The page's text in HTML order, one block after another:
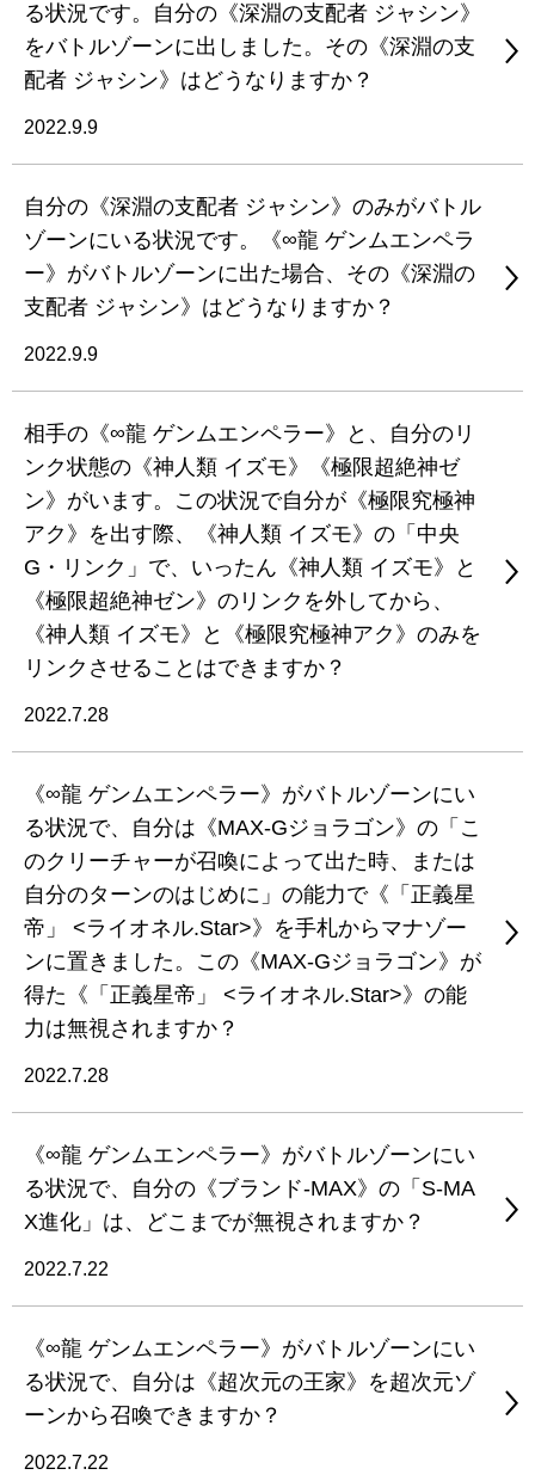
る状況です。自分の《深淵の支配者 ジャシン》
をバトルゾーンに出しました。その《深淵の支
配者 ジャシン》はどうなりますか？
2022.9.9
自分の《深淵の支配者 ジャシン》のみがバトル
ゾーンにいる状況です。《∞龍 ゲンムエンペラ
ー》がバトルゾーンに出た場合、その《深淵の
支配者 ジャシン》はどうなりますか？
2022.9.9
相手の《∞龍 ゲンムエンペラー》と、自分のリ
ンク状態の《神人類 イズモ》《極限超絶神ゼ
ン》がいます。この状況で自分が《極限究極神
アク》を出す際、《神人類 イズモ》の「中央
G・リンク」で、いったん《神人類 イズモ》と
《極限超絶神ゼン》のリンクを外してから、
《神人類 イズモ》と《極限究極神アク》のみを
リンクさせることはできますか？
2022.7.28
《∞龍 ゲンムエンペラー》がバトルゾーンにい
る状況で、自分は《MAX-Gジョラゴン》の「こ
のクリーチャーが召喚によって出た時、または
自分のターンのはじめに」の能力で《「正義星
帝」 <ライオネル.Star>》を手札からマナゾー
ンに置きました。この《MAX-Gジョラゴン》が
得た《「正義星帝」 <ライオネル.Star>》の能
力は無視されますか？
2022.7.28
《∞龍 ゲンムエンペラー》がバトルゾーンにい
る状況で、自分の《ブランド-MAX》の「S-MA
X進化」は、どこまでが無視されますか？
2022.7.22
《∞龍 ゲンムエンペラー》がバトルゾーンにい
る状況で、自分は《超次元の王家》を超次元ゾ
ーンから召喚できますか？
2022.7.22